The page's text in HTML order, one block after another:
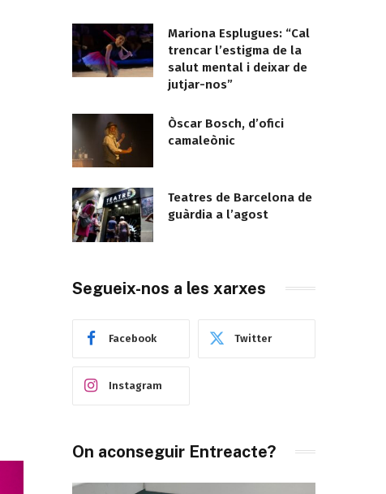
Mariona Esplugues: “Cal
trencar l’estigma de la
salut mental i deixar de
jutjar-nos”
Òscar Bosch, d’ofici
camaleònic
Teatres de Barcelona de
guàrdia a l’agost
Segueix-nos a les xarxes
Facebook Twitter
Instagram
On aconseguir Entreacte?